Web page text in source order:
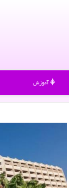
آموزش